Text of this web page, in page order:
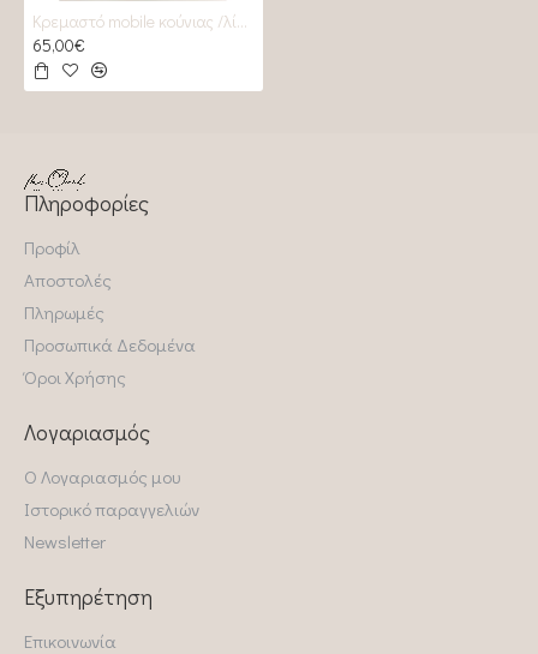
Κρεμαστό mobile κούνιας /λίκνου Safari II
65,00€
Πληροφορίες
Προφίλ
Αποστολές
Πληρωμές
Προσωπικά Δεδομένα
Όροι Χρήσης
Λογαριασμός
Ο Λογαριασμός μου
Ιστορικό παραγγελιών
Newsletter
Εξυπηρέτηση
Επικοινωνία